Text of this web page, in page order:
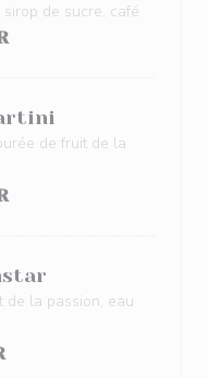
de sucre, café
de fruit de la
de la passion, eau